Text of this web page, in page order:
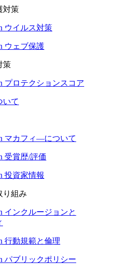
対策
ウイルス対策
ウェブ保護
策
プロテクションスコア
て
マカフィ―について
受賞歴/評価
投資家情報
組み
インクルージョンと
行動規範と倫理
パブリックポリシー